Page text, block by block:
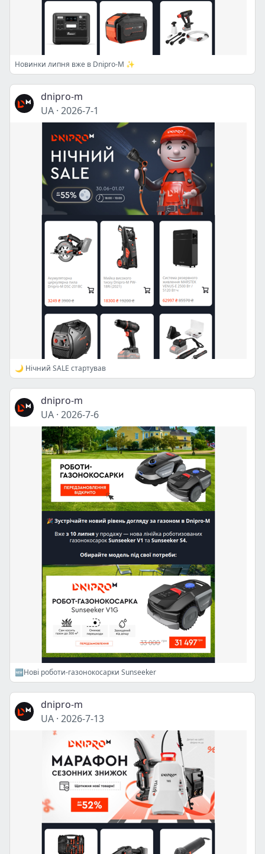
Новинки липня вже в Dnipro-M ✨
dnipro-m
UA · 2026-7-1
🌙 Нічний SALE стартував
dnipro-m
UA · 2026-7-6
🆕Нові роботи-газонокосарки Sunseeker
dnipro-m
UA · 2026-7-13